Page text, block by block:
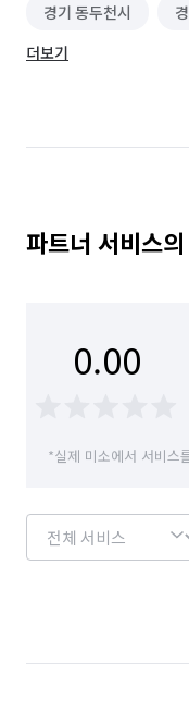
경기 동두천시
경기 성남시 수정구
경기 수원시 장안구
경기 안산시 상록구
경기 용인시 수지구
서울 강남구 서
서울 양천구 서울
충남 천안시 서북구
더보기
파트너 서비스
0.00
*실제 미소에서 서비스